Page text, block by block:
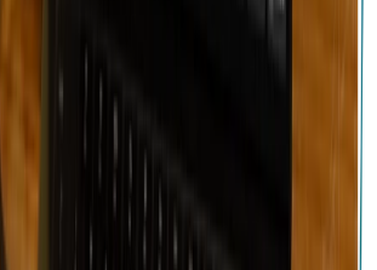
ไขเพลง และปรับแต่งการตั้งค่าดนตรีของ